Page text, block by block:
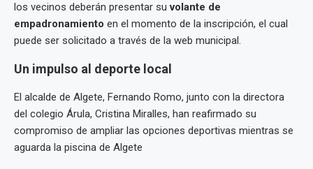
los vecinos deberán presentar suvolante de
empadronamiento en el momento de la inscripción, el cual
puede ser solicitado a través de la web municipal.
Un impulso al deporte local
El alcalde de Algete, Fernando Romo, junto con la directora
del colegio Árula, Cristina Miralles, han reafirmado su
compromiso de ampliar las opciones deportivas mientras se
aguarda la piscina de Algete​